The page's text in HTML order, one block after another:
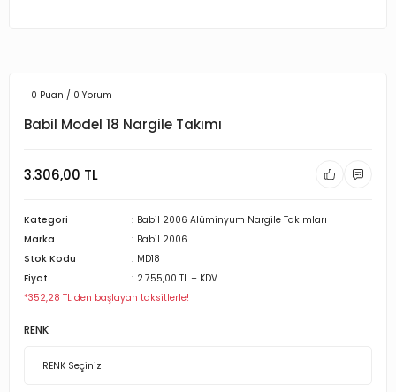
0 Puan / 0 Yorum
Babil Model 18 Nargile Takımı
3.306,00 TL
Kategori
Babil 2006 Alüminyum Nargile Takımları
Marka
Babil 2006
Stok Kodu
MD18
Fiyat
2.755,00 TL + KDV
*352,28 TL den başlayan taksitlerle!
RENK